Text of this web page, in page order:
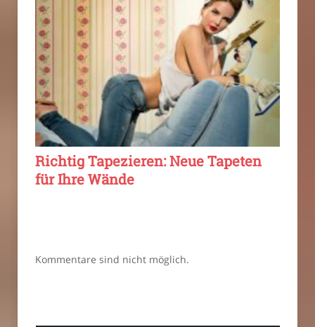
Richtig Tapezieren: Neue Tapeten
für Ihre Wände
Kommentare sind nicht möglich.